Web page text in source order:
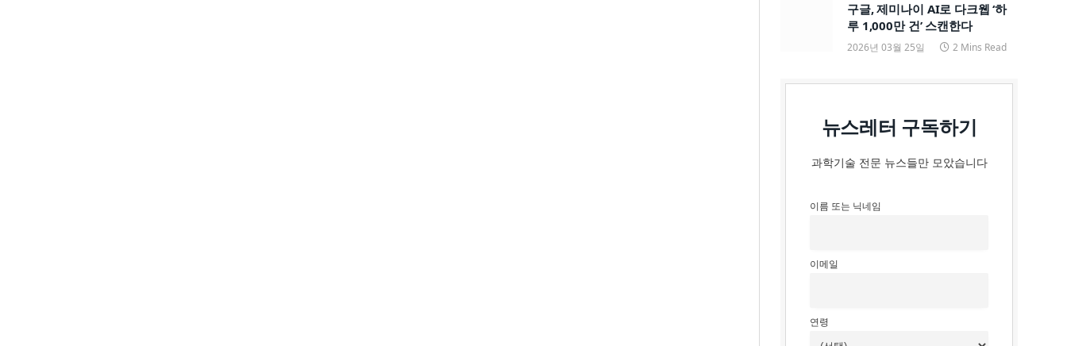
구글, 제미나이 AI로 다크웹 ‘하
루 1,000만 건’ 스캔한다
2026년 03월 25일 2 Mins Read
뉴스레터 구독하기
과학기술 전문 뉴스들만 모았습니다
이름 또는 닉네임
이메일
연령